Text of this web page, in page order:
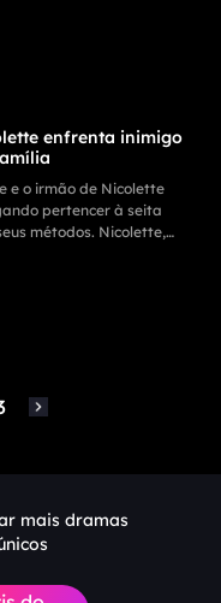
enfrenta inimigo
e o irmão de Nicolette
pertencer à seita
métodos. Nicolette,
se seus entes queridos
qualquer um que
mais dramas